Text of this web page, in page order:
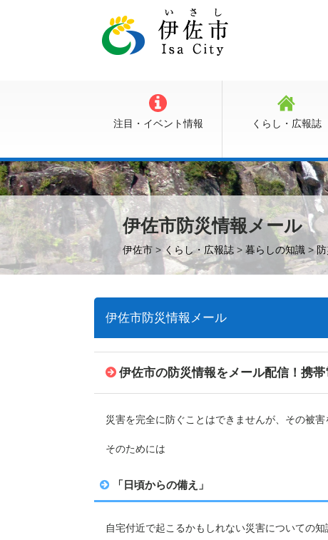
注目・イベント情報 くらし・広報誌
伊佐市防災情報メール
伊佐市 >くらし・広報誌 >暮らしの知識 >
伊佐市防災情報メール
伊佐市の防災情報をメール配信！携帯
災害を完全に防ぐことはできませんが、その被
そのためには
「日頃からの備え」
自宅付近で起こるかもしれない災害についての